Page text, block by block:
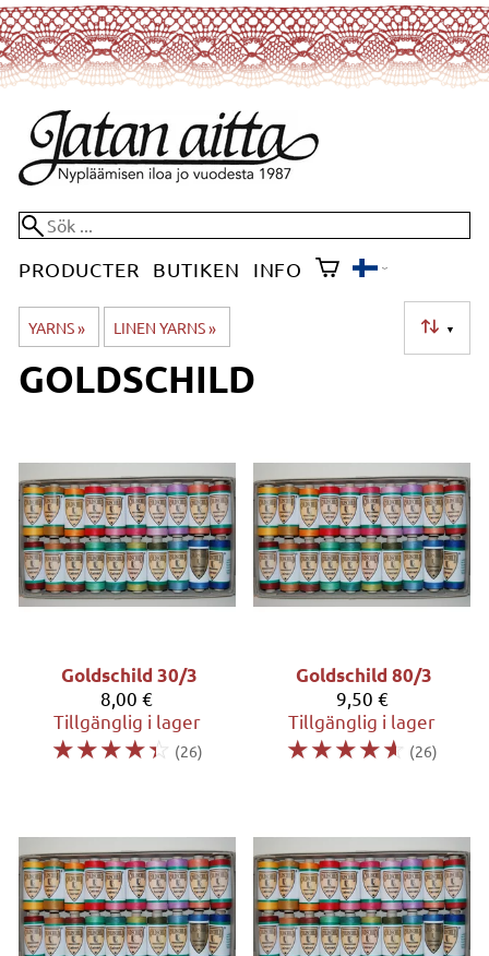
PRODUCTER BUTIKEN INFO
YARNS‪» LINEN YARNS‪» ▼
GOLDSCHILD
Goldschild 30/3
8,00 €
Tillgänglig i lager
☆☆☆☆☆ (26)
Goldschild 80/3
9,50 €
Tillgänglig i lager
☆☆☆☆☆ (26)